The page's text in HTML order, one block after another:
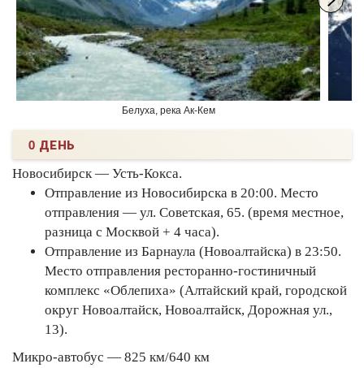
Белуха, река Ак-Кем
0 ДЕНЬ
Новосибирск — Усть-Кокса.
Отправление из Новосибирска в 20:00. Место
отправления — ул. Советская, 65. (время местное,
разница с Москвой + 4 часа).
Отправление из Барнаула (Новоалтайска) в 23:50.
Место отправления ресторанно-гостиничный
комплекс «Облепиха» (Алтайский край, городской
округ Новоалтайск, Новоалтайск, Дорожная ул.,
13).
Микро-автобус — 825 км/640 км